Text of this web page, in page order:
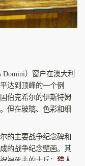
）窗户在澳大利
达到顶峰的一个例
伯克希尔的伊斯特姆
但在玻璃、色彩和细
的主要战争纪念碑和
的战争纪念壁画。其
福死去的士兵； 猎人